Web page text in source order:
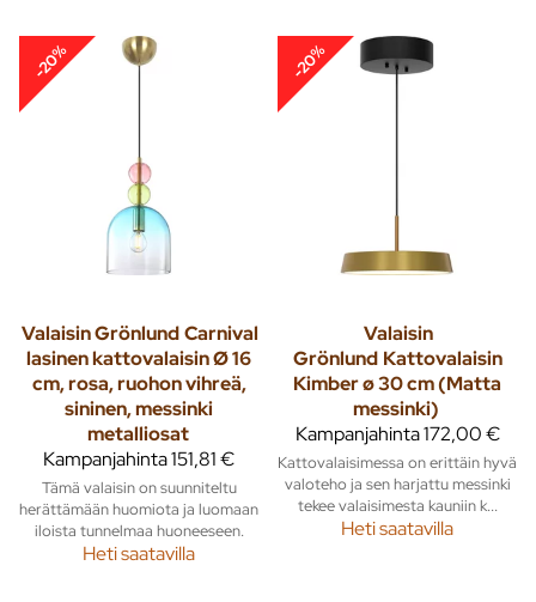
-20%
Valaisin GrönlundCarnival
lasinen kattovalaisin Ø 16
cm, rosa, ruohon vihreä,
sininen, messinki
metalliosat
Kampanjahinta151,81 €
Tämä valaisin on suunniteltu
herättämään huomiota ja luomaan
iloista tunnelmaa huoneeseen.
Heti saatavilla
-20%
Valaisin
Grönlund Kattovalaisin
Kimber ø 30 cm (Matta
messinki)
Kampanjahinta172,00 €
Kattovalaisimessa on erittäin hyvä
valoteho ja sen harjattu messinki
tekee valaisimesta kauniin k...
Heti saatavilla